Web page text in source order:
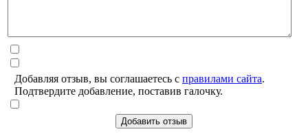
Добавляя отзыв, вы соглашаетесь с правилами сайта.
Подтвердите добавление, поставив галочку.
Добавить отзыв